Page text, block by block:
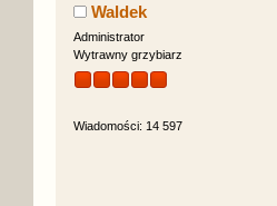
Waldek
Administrator
Wytrawny grzybiarz
Wiadomości: 14 597